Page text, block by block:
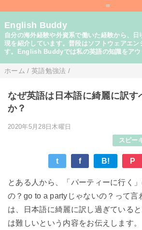
=
English Buddy
自分の海外経験や外資系で働いた経験から、
現を紹介しています。普段はソフトウェアエン
す。English Buddyでは私の英語の知識をアウ
ホーム / 英語勉強法 /
なぜ英語は日本語に綺麗に訳す
か？
2020年5月28日木曜日
スピー
t f B! P
とある人から、「パーティーに行く
の？go to a partyじゃないの？って言
は、日本語に綺麗に訳し過ぎている
は難しいという内容をお伝えします。